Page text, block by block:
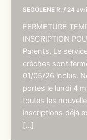
SEGOLENE R. / 24
FERMETURE
INSCRIPTION
Parents, Le
crèches sont
01/05/26 inclus.
portes le lundi 4
toutes les
inscriptions déjà
[…]